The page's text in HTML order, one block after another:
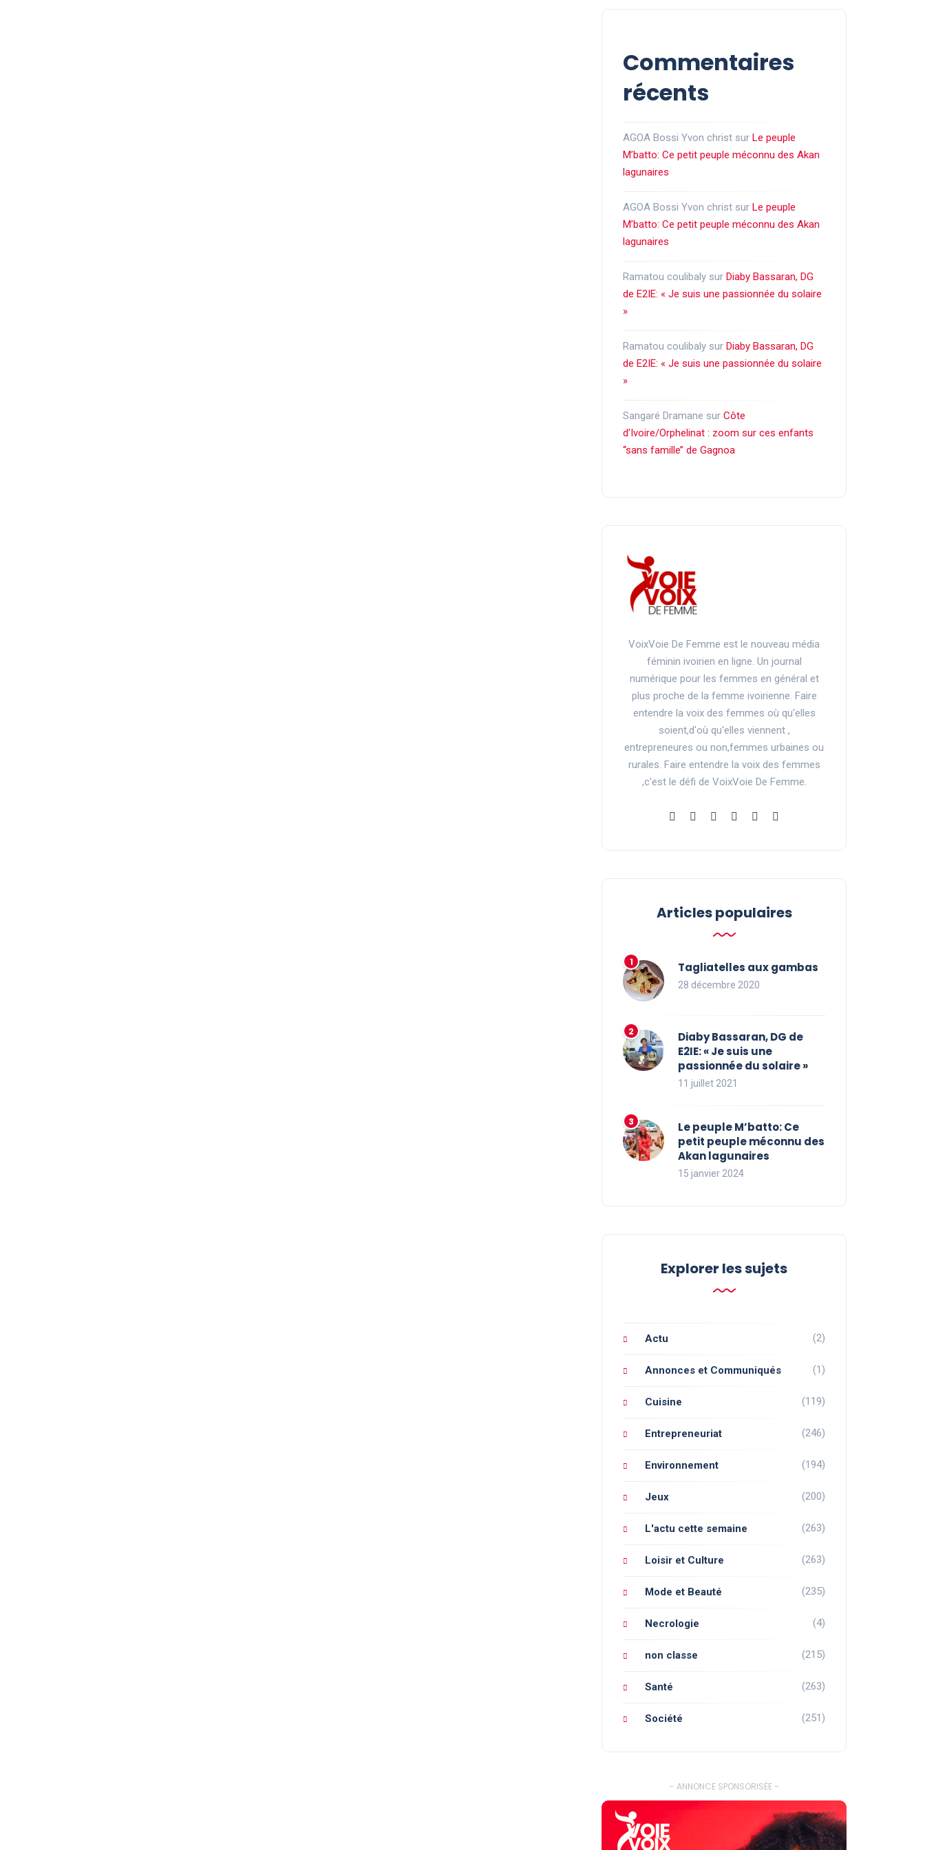
Commentaires
récents
AGOA Bossi Yvon christ sur Le peuple
M’batto: Ce petit peuple méconnu des Akan
lagunaires
AGOA Bossi Yvon christ sur Le peuple
M’batto: Ce petit peuple méconnu des Akan
lagunaires
Ramatou coulibaly sur Diaby Bassaran, DG
de E2IE: « Je suis une passionnée du solaire
»
Ramatou coulibaly sur Diaby Bassaran, DG
de E2IE: « Je suis une passionnée du solaire
»
Sangaré Dramane sur Côte
d’Ivoire/Orphelinat : zoom sur ces enfants
‘‘sans famille’’ de Gagnoa
VoixVoie De Femme est le nouveau média
féminin ivoirien en ligne. Un journal
numérique pour les femmes en général et
plus proche de la femme ivoirienne. Faire
entendre la voix des femmes où qu'elles
soient,d'où qu'elles viennent ,
entrepreneures ou non,femmes urbaines ou
rurales. Faire entendre la voix des femmes
,c'est le défi de VoixVoie De Femme.
Articles populaires
Tagliatelles aux gambas
28 décembre 2020
Diaby Bassaran, DG de
E2IE: « Je suis une
passionnée du solaire »
11 juillet 2021
Le peuple M’batto: Ce
petit peuple méconnu des
Akan lagunaires
15 janvier 2024
Explorer les sujets
Actu (2)
Annonces et Communiqués (1)
Cuisine (119)
Entrepreneuriat (246)
Environnement (194)
Jeux (200)
L'actu cette semaine (263)
Loisir et Culture (263)
Mode et Beauté (235)
Necrologie (4)
non classe (215)
Santé (263)
Société (251)
- ANNONCE SPONSORISÉE -